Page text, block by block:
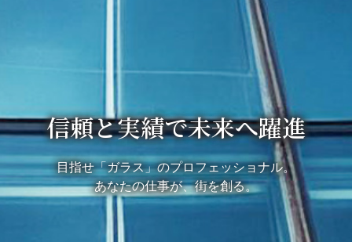
信頼と実績で未来へ躍進
目指せ「ガラス」のプロフェッショナル。
あなたの仕事が、街を創る。